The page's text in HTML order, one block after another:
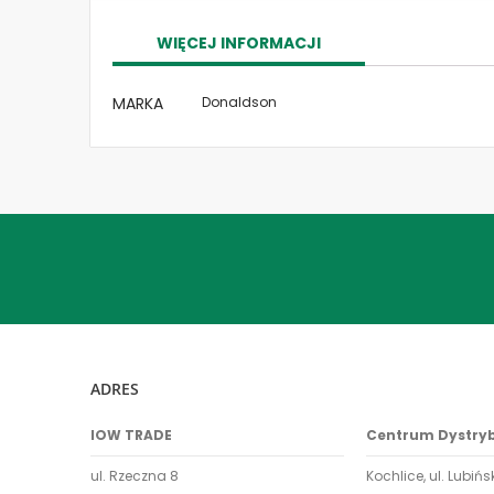
galleryWIĘCEJ INFORMACJI
Więcej
informacji
MARKA Donaldson
ADRES
IOW TRADE
ul. Rzeczna 8
Centrum
Kochlice, ul.